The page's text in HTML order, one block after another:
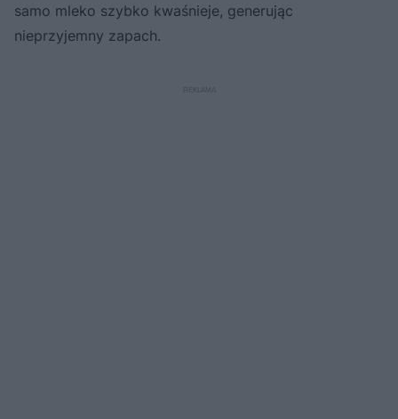
samo mleko szybko kwaśnieje, generując
nieprzyjemny zapach.